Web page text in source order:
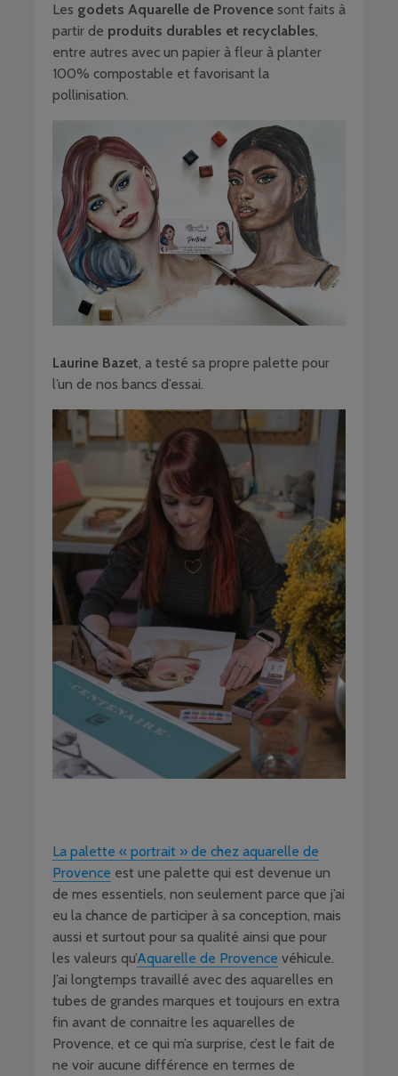
Les godets Aquarelle de Provence sont faits à
partir de produits durables et recyclables,
entre autres avec un papier à fleur à planter
100% compostable et favorisant la
pollinisation.
Laurine Bazet, a testé sa propre palette pour
l’un de nos bancs d’essai.
La palette « portrait » de chez aquarelle de
Provence est une palette qui est devenue un
de mes essentiels, non seulement parce que j’ai
eu la chance de participer à sa conception, mais
aussi et surtout pour sa qualité ainsi que pour
les valeurs qu’Aquarelle de Provence véhicule.
J’ai longtemps travaillé avec des aquarelles en
tubes de grandes marques et toujours en extra
fin avant de connaitre les aquarelles de
Provence, et ce qui m’a surprise, c’est le fait de
ne voir aucune différence en termes de